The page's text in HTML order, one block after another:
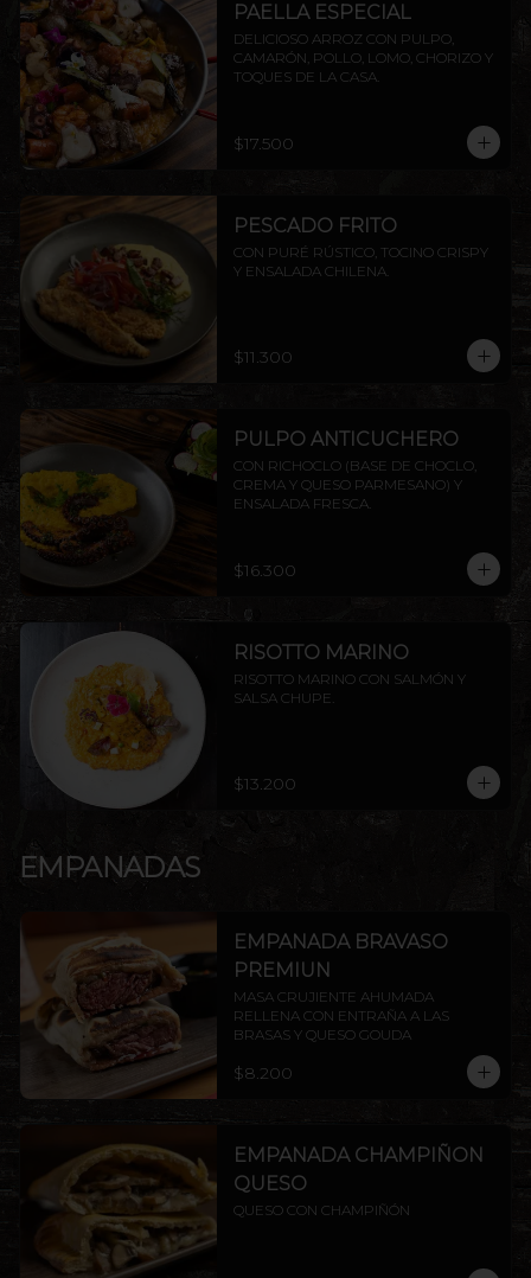
PAELLA ESPECIAL
DELICIOSO ARROZ CON PULPO,
CAMARÓN, POLLO, LOMO, CHORIZO Y
TOQUES DE LA CASA.
$17.500
PESCADO FRITO
CON PURÉ RÚSTICO, TOCINO CRISPY
Y ENSALADA CHILENA.
$11.300
PULPO ANTICUCHERO
CON RICHOCLO (BASE DE CHOCLO,
CREMA Y QUESO PARMESANO) Y
ENSALADA FRESCA.
$16.300
RISOTTO MARINO
RISOTTO MARINO CON SALMÓN Y
SALSA CHUPE.
$13.200
EMPANADAS
EMPANADA BRAVASO
PREMIUN
MASA CRUJIENTE AHUMADA
RELLENA CON ENTRAÑA A LAS
BRASAS Y QUESO GOUDA
$8.200
EMPANADA CHAMPIÑON
QUESO
QUESO CON CHAMPIÑÓN